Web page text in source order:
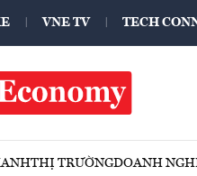
VNE TV TECH
THỊ TRƯỜNGDOANH